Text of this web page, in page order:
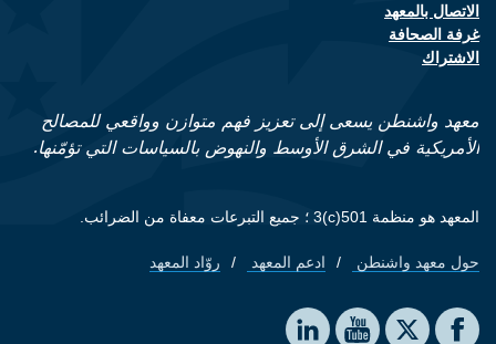
Footer contact links
الاتصال بالمعهد
غرفة الصحافة
الاشتراك
معهد واشنطن يسعى إلى تعزيز فهم متوازن وواقعي للمصالح
الأمريكية في الشرق الأوسط والنهوض بالسياسات التي تؤمّنها.
المعهد هو منظمة 501(c)3 ؛ جميع التبرعات معفاة من الضرائب.
Footer quick links
حول معهد واشنطن ادعم المعهد روّاد المعهد
Social media